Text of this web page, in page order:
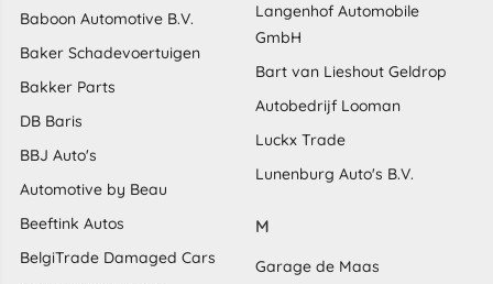
Baboon Automotive B.V.
Baker Schadevoertuigen
Bakker Parts
DB Baris
BBJ Auto's
Automotive by Beau
Beeftink Autos
BelgiTrade Damaged Cars
Langenhof Automobile
GmbH
Bart van Lieshout Geldrop
Autobedrijf Looman
Luckx Trade
Lunenburg Auto's B.V.
M
Garage de Maas